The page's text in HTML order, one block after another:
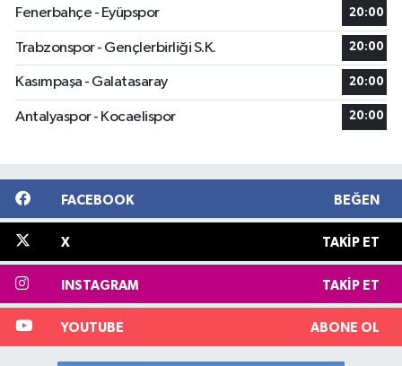
Fenerbahçe - Eyüpspor 20:00
Trabzonspor - Gençlerbirliği S.K. 20:00
Kasımpaşa - Galatasaray 20:00
Antalyaspor - Kocaelispor 20:00
FACEBOOK BEĞEN
X TAKIP ET
INSTAGRAM TAKIP ET
YOUTUBE ABONE OL